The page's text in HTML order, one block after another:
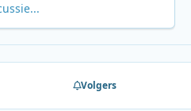
Volgers